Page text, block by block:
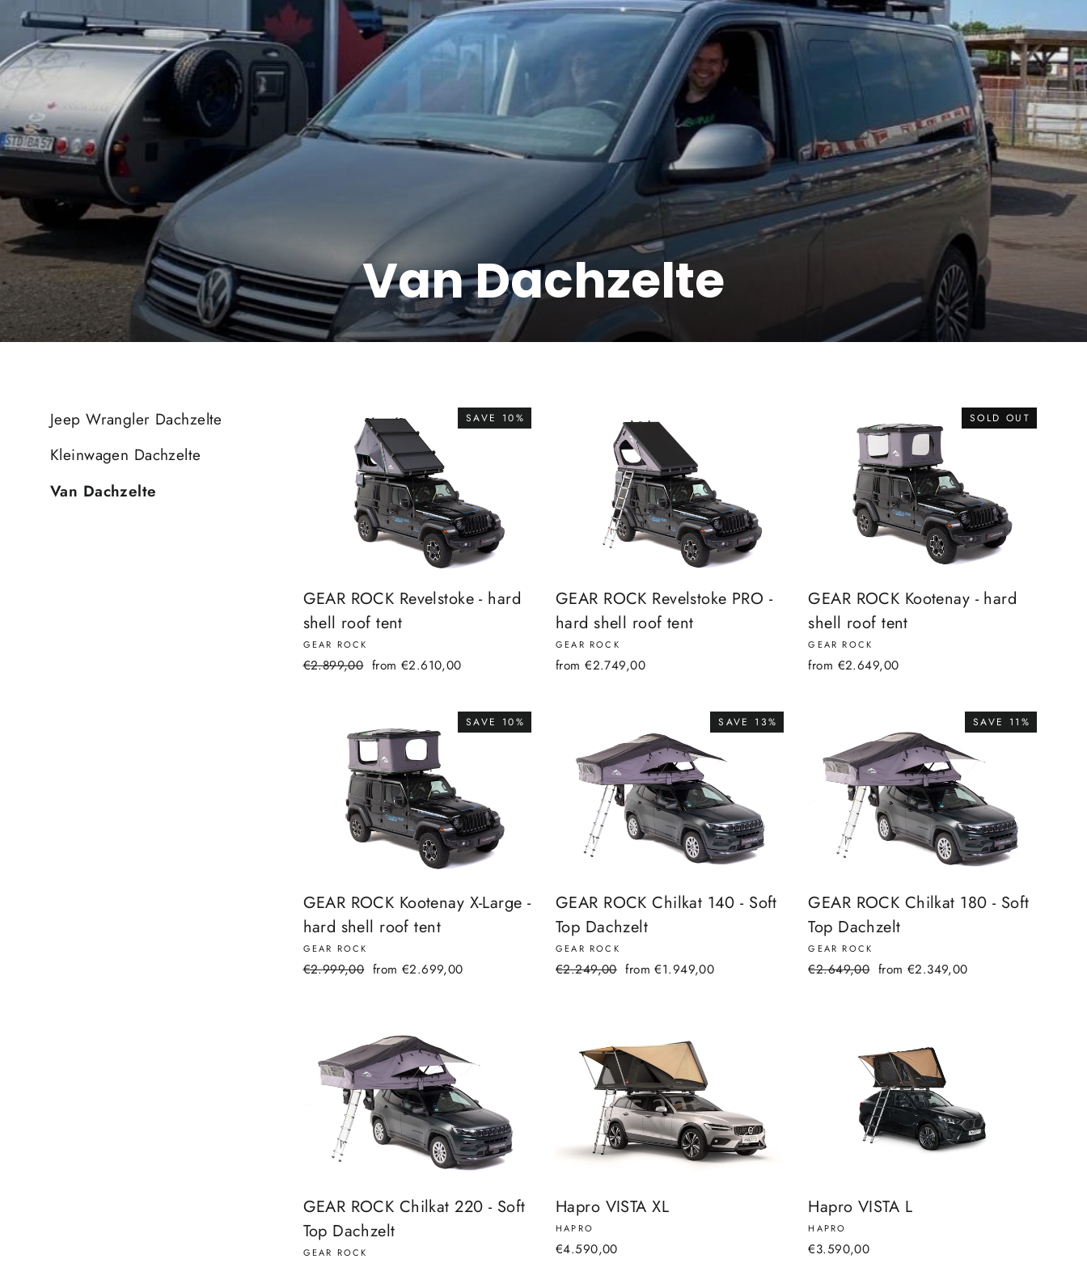
Van Dachzelte
Jeep Wrangler Dachzelte
Kleinwagen Dachzelte
Van Dachzelte
SAVE 10%
GEAR ROCK Revelstoke - hard
shell roof tent
GEAR ROCK
Regular
€2.899,00 Sale
from €2.610,00
GEAR ROCK Revelstoke PRO -
hard shell roof tent
GEAR ROCK
from €2.749,00
SOLD OUT
GEAR ROCK Kootenay - hard
shell roof tent
GEAR ROCK
from €2.649,00
SAVE 10%
GEAR ROCK Kootenay X-Large -
hard shell roof tent
GEAR ROCK
Regular
€2.999,00 Sale
from €2.699,00
SAVE 13%
GEAR ROCK Chilkat 140 - Soft
Top Dachzelt
GEAR ROCK
Regular
€2.249,00 Sale
from €1.949,00
SAVE 11%
GEAR ROCK Chilkat 180 - Soft
Top Dachzelt
GEAR ROCK
Regular
€2.649,00 Sale
from €2.349,00
GEAR ROCK Chilkat 220 - Soft
Top Dachzelt
GEAR ROCK
Hapro VISTA XL
HAPRO
€4.590,00
Hapro VISTA L
HAPRO
€3.590,00